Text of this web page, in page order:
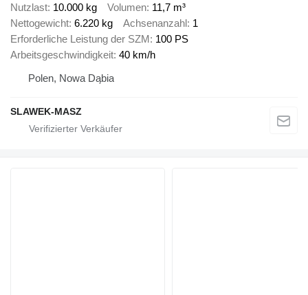
Nutzlast 10.000 kg Volumen 11,7 m³
Nettogewicht 6.220 kg Achsenanzahl 1
Erforderliche Leistung der SZM 100 PS
Arbeitsgeschwindigkeit 40 km/h
Polen, Nowa Dąbia
SLAWEK-MASZ